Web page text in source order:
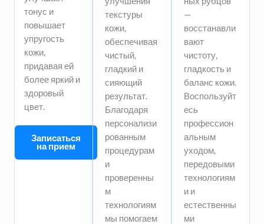
тонус и
повышает
упругость
кожи,
придавая ей
более яркий и
здоровый
цвет.
Записаться
на прием
текстуры
кожи,
обеспечивая
чистый,
гладкий и
сияющий
результат.
Благодаря
персонализи
рованным
процедурам
и
проверенны
м
технологиям
мы помогаем
—
восстанавли
вают
чистоту,
гладкость и
баланс кожи.
Воспользуйт
есь
профессион
альным
уходом,
передовыми
технологиям
и и
естественны
ми